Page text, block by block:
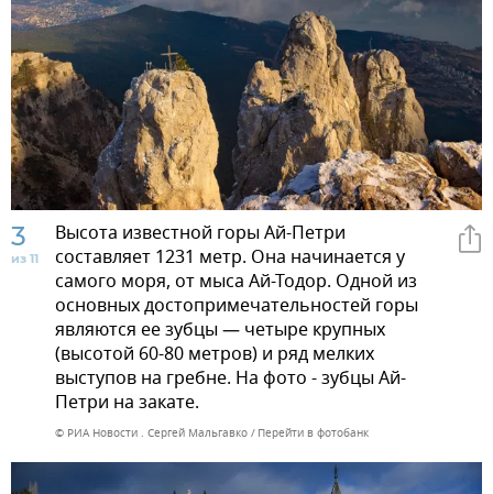
3
из 11
Высота известной горы Ай-Петри
составляет 1231 метр. Она начинается у
самого моря, от мыса Ай-Тодор. Одной из
основных достопримечательностей горы
являются ее зубцы — четыре крупных
(высотой 60-80 метров) и ряд мелких
выступов на гребне. На фото - зубцы Ай-
Петри на закате.
© РИА Новости . Сергей Мальгавко Перейти в фотобанк